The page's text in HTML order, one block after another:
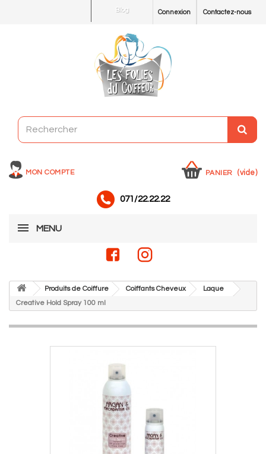
Contactez-nous
Connexion
Blog
MON COMPTE PANIER (vide)
071/22.22.22
MENU
Produits de Coiffure Coiffants Cheveux
Laque
Creative Hold Spray 100 ml